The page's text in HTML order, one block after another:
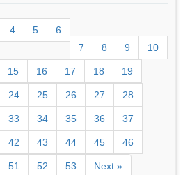
4 5
6
7
8 9 10
15 16 17 18 19
24 25 26 27 28
33 34 35 36 37
42 43 44 45 46
51 52 53 Next »